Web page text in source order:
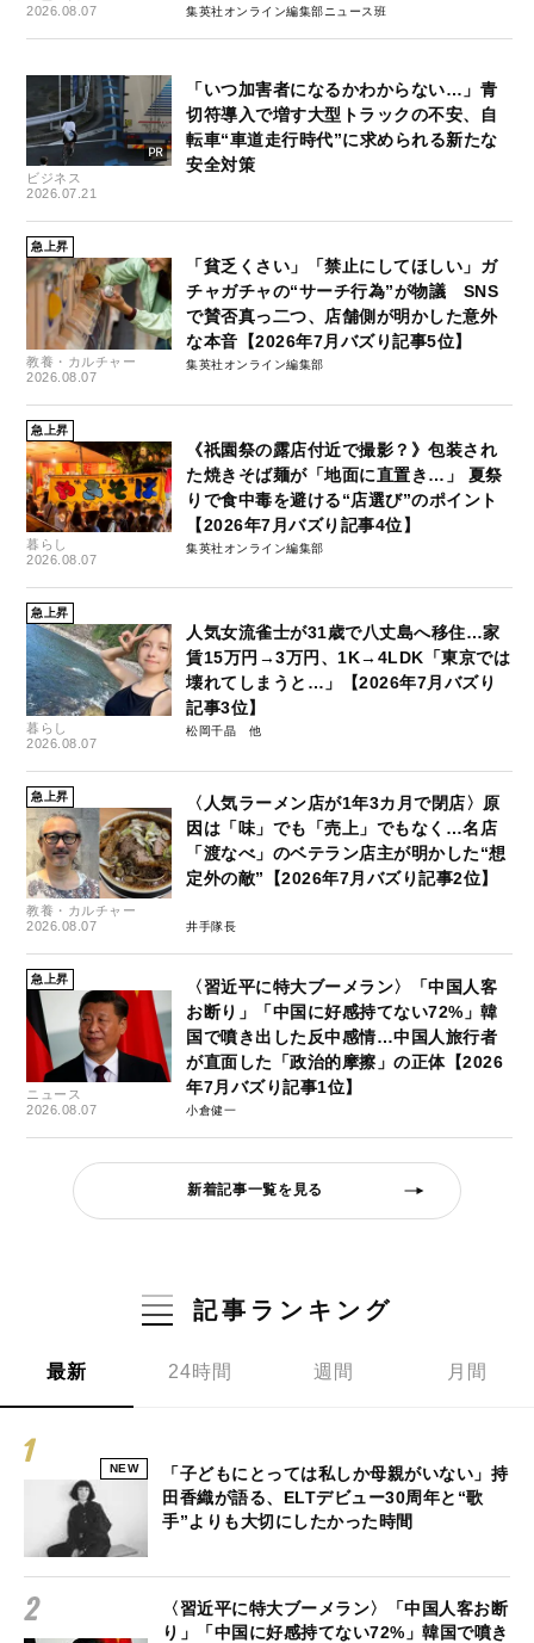
2026.08.07
集英社オンライン編集部ニュース班
ビジネス
2026.07.21
「いつ加害者になるかわからない…」青
切符導入で増す大型トラックの不安、自
転車“車道走行時代”に求められる新たな
安全対策
急上昇
教養・カルチャー
2026.08.07
「貧乏くさい」「禁止にしてほしい」ガ
チャガチャの“サーチ行為”が物議 SNS
で賛否真っ二つ、店舗側が明かした意外
な本音【2026年7月バズり記事5位】
集英社オンライン編集部
急上昇
暮らし
2026.08.07
《祇園祭の露店付近で撮影？》包装され
た焼きそば麺が「地面に直置き…」 夏祭
りで食中毒を避ける“店選び”のポイント
【2026年7月バズり記事4位】
集英社オンライン編集部
急上昇
暮らし
2026.08.07
人気女流雀士が31歳で八丈島へ移住…家
賃15万円→3万円、1K→4LDK「東京では
壊れてしまうと…」【2026年7月バズり
記事3位】
松岡千晶
急上昇
教養・カルチャー
2026.08.07
〈人気ラーメン店が1年3カ月で閉店〉原
因は「味」でも「売上」でもなく…名店
「渡なべ」のベテラン店主が明かした“想
定外の敵”【2026年7月バズり記事2位】
井手隊長
急上昇
ニュース
2026.08.07
〈習近平に特大ブーメラン〉「中国人客
お断り」「中国に好感持てない72%」韓
国で噴き出した反中感情…中国人旅行者
が直面した「政治的摩擦」の正体【2026
年7月バズり記事1位】
小倉健一
新着記事一覧を見る
記事ランキング
最新 24時間 週間 月間
NEW
「子どもにとっては私しか母親がいない」持
田香織が語る、ELTデビュー30周年と“歌
手”よりも大切にしたかった時間
〈習近平に特大ブーメラン〉「中国人客お断
り」「中国に好感持てない72%」韓国で噴き